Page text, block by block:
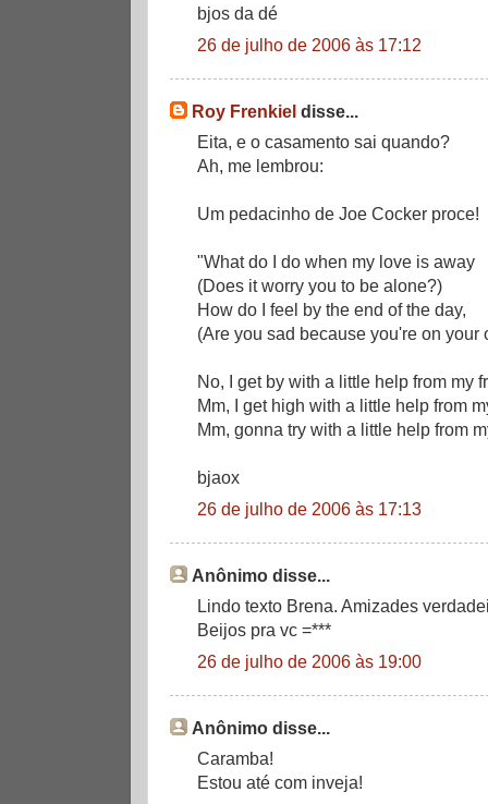
bjos da dé
26 de julho de 2006 às 17:12
Roy Frenkiel disse...
Eita, e o casamento sai quando?
Ah, me lembrou:
Um pedacinho de Joe Cocker proce!
"What do I do when my love is away
(Does it worry you to be alone?)
How do I feel by the end of the day,
(Are you sad because you're on your
No, I get by with a little help from my
Mm, I get high with a little help from
Mm, gonna try with a little help from
bjaox
26 de julho de 2006 às 17:13
Anônimo disse...
Lindo texto Brena. Amizades
Beijos pra vc =***
26 de julho de 2006 às 19:00
Anônimo disse...
Caramba!
Estou até com inveja!